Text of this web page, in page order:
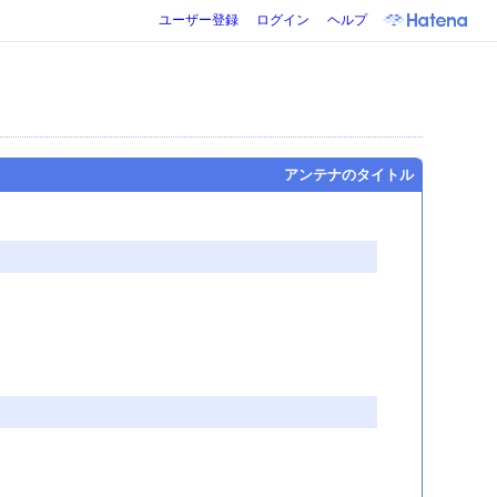
ユーザー登録 ログイン ヘルプ
アンテナのタイトル